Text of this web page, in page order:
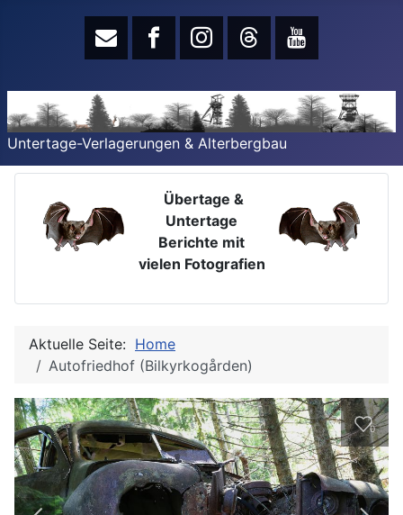
Untertage-Verlagerungen & Alterbergbau
Übertage &
Untertage
Berichte mit
vielen Fotografien
Aktuelle Seite: Home
Autofriedhof (Bilkyrkogården)
0